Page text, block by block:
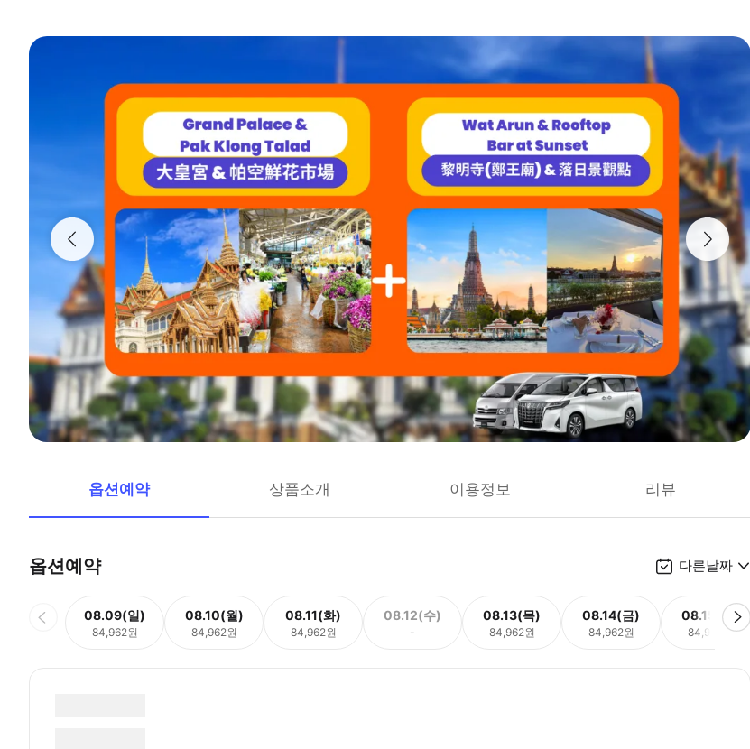
옵션예약 상품소개 이용정보 리뷰
옵션예약 다른날짜
08.09(일)
84,962원
08.10(월)
84,962원
08.11(화)
84,962원
08.12(수)
-
08.13(목)
84,962원
08.14(금)
84,962원
08.15(토)
84,962원